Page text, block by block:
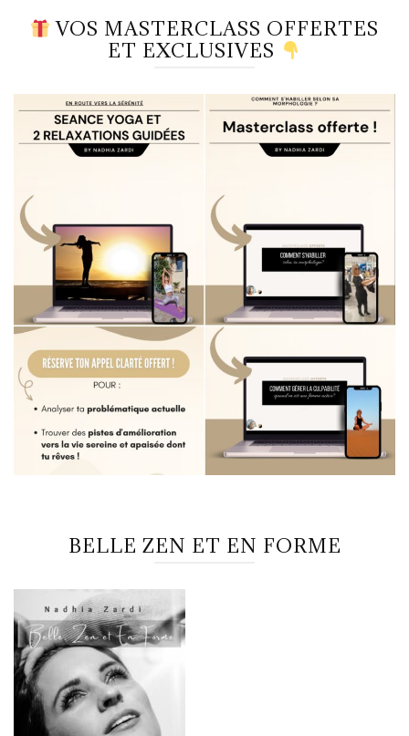
VOS MASTERCLASS OFFERTES
ET EXCLUSIVES
BELLE ZEN ET EN FORME